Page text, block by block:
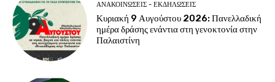
ΑΝΑΚΟΙΝΩΣΕΙΣ - ΕΚΔΗΛΩΣΕΙΣ
Κυριακή 9 Αυγούστου 2026: Πανελλαδική
ημέρα δράσης ενάντια στη γενοκτονία στην
Παλαιστίνη